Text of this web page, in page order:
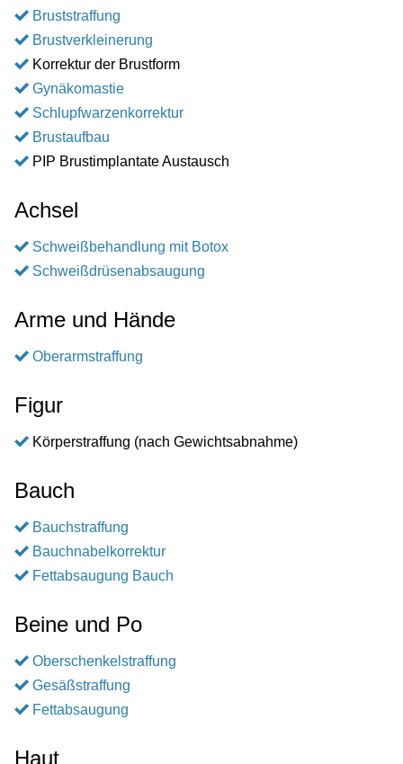
Bruststraffung
Brustverkleinerung
Korrektur der Brustform
Gynäkomastie
Schlupfwarzenkorrektur
Brustaufbau
PIP Brustimplantate Austausch
Achsel
Schweißbehandlung mit Botox
Schweißdrüsenabsaugung
Arme und Hände
Oberarmstraffung
Figur
Körperstraffung (nach Gewichtsabnahme)
Bauch
Bauchstraffung
Bauchnabelkorrektur
Fettabsaugung Bauch
Beine und Po
Oberschenkelstraffung
Gesäßstraffung
Fettabsaugung
Haut